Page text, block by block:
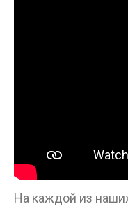
На каждой из